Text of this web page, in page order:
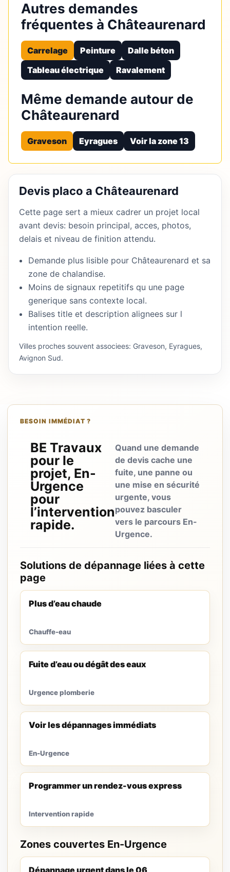
Autres demandes
fréquentes à Châteaurenard
Carrelage Peinture
Dalle béton
Tableau électrique
Ravalement
Même demande autour de
Châteaurenard
Graveson Eyragues Voir la zone 13
Devis placo a Châteaurenard
Cette page sert a mieux cadrer un projet local
avant devis: besoin principal, acces, photos,
delais et niveau de finition attendu.
Demande plus lisible pour Châteaurenard et sa
zone de chalandise.
Moins de signaux repetitifs qu une page
generique sans contexte local.
Balises title et description alignees sur l
intention reelle.
Villes proches souvent associees: Graveson, Eyragues,
Avignon Sud.
BESOIN IMMÉDIAT ?
BE Travaux
pour le
projet, En-
Urgence
pour
l’intervention
rapide.
Quand une demande
de devis cache une
fuite, une panne ou
une mise en sécurité
urgente, vous
pouvez basculer
vers le parcours En-
Urgence.
Solutions de dépannage liées à cette
page
Plus d’eau chaude
Chauffe-eau
Fuite d’eau ou dégât des eaux
Urgence plomberie
Voir les dépannages immédiats
En-Urgence
Programmer un rendez-vous express
Intervention rapide
Zones couvertes En-Urgence